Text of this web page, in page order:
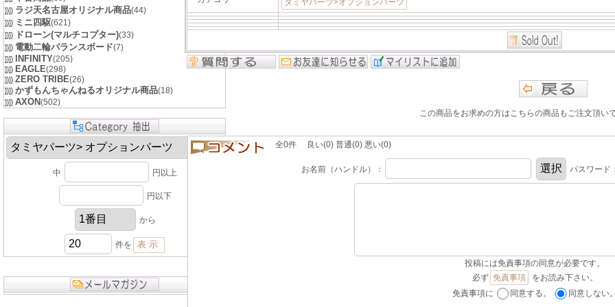
ラジ天名古屋オリジナル商品(44)
ミニ四駆(621)
ドローン(マルチコプター)(33)
電動二輪バランスボード(7)
INFINITY(205)
EAGLE(298)
ZERO TRIBE(26)
かずもんちゃんねるオリジナル商品(18)
AXON(502)
中 円以上
円以下
から
件を
タミヤパーツ>オプションパーツ
この商品をお求めの方はこちらの商品もご注文頂い
全0件 良い(0) 普通(0) 悪い(0)
お名前（ハンドル）： パスワード：
投稿には免責事項の同意が必要です。
必ず 免責事項
をお読み下さい。
免責事項に
同意する。 同意しない。